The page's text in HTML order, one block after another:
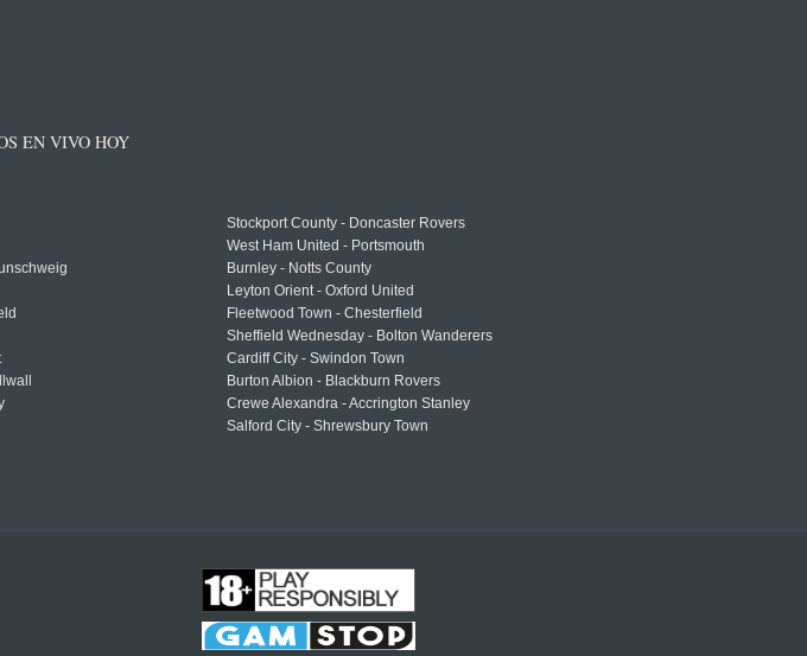
EN VIVO HOY
Stockport County - Doncaster Rovers
West Ham United - Portsmouth
Burnley - Notts County
Leyton Orient - Oxford United
Fleetwood Town - Chesterfield
Sheffield Wednesday - Bolton Wanderers
Cardiff City - Swindon Town
Burton Albion - Blackburn Rovers
Crewe Alexandra - Accrington Stanley
Salford City - Shrewsbury Town